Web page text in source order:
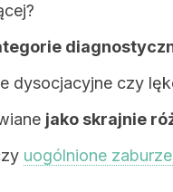
dysocjacyjne czy
jako skrajnie
uogólnione